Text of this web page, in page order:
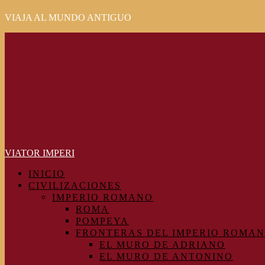
VIAJA AL MUNDO ANTIGUO
VIATOR IMPERI
INICIO
CIVILIZACIONES
IMPERIO ROMANO
ROMA
POMPEYA
FRONTERAS DEL IMPERIO
EL MURO DE ADRIANO
EL MURO DE ANTONINO